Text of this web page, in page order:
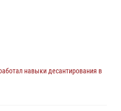
дрон-разведчик ВСУ на южном
навыки десантирования в